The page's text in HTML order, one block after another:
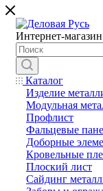
Интернет-магазин
Каталог
Изделие
Модульная
Профлист
Фальцевые
Доборные
Кровельные
Плоский лист
Сайдинг